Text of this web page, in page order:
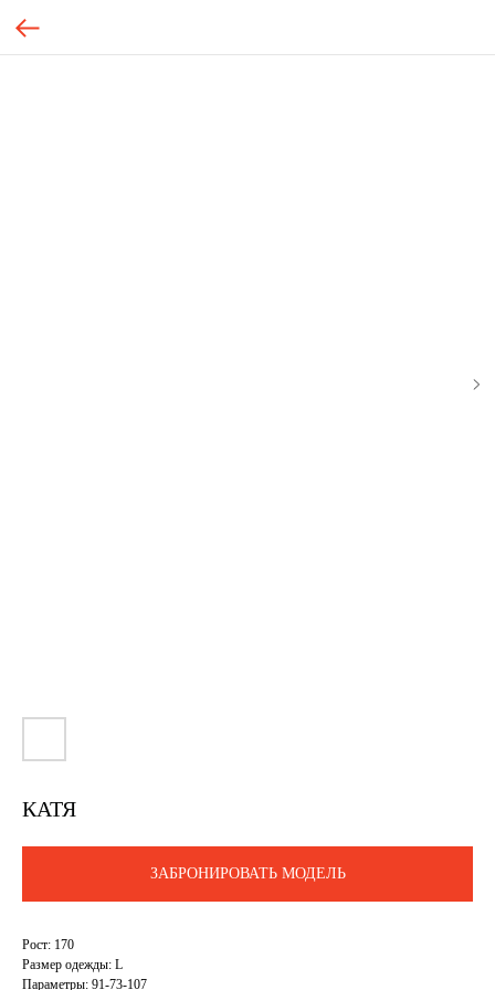
КАТЯ
ЗАБРОНИРОВАТЬ МОДЕЛЬ
Рост: 170
Размер одежды: L
Параметры: 91-73-107